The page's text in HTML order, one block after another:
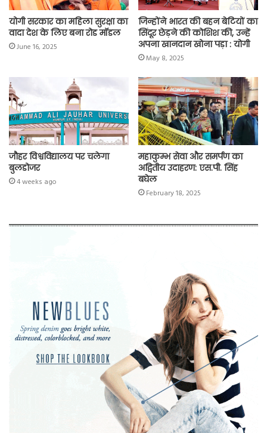
योगी सरकार का महिला सुरक्षा का
वादा देश के लिए बना रोड मॉडल
June 16, 2025
जिन्होंने भारत की बहन बेटियों का
सिंदूर छेड़ने की कोशिश की, उन्हें
अपना खानदान खोना पड़ा : योगी
May 8, 2025
जौहर विश्वविद्यालय पर चलेगा
बुलडोजर
4 weeks ago
महाकुम्भ सेवा और समर्पण का
अद्वितीय उदाहरण: एस.पी. सिंह
बघेल
February 18, 2025